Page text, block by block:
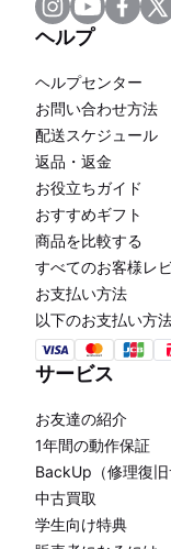
ヘルプ
ヘルプセンター
お問い合わせ方法
配送スケジュール
返品・返金
お役立ちガイド
おすすめギフト
商品を比較する
すべてのお客様レ
お支払い方法
以下のお支払い方
サービス
お友達の紹介
1年間の動作保証
BackUp（修理復旧
中古買取
学生向け特典